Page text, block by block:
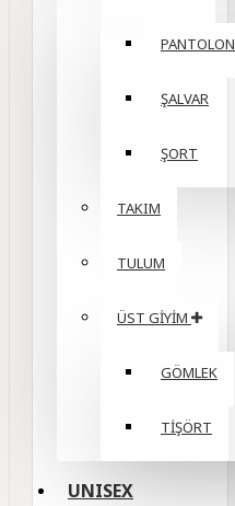
PANTOLON
ŞALVAR
ŞORT
TAKIM
TULUM
ÜST GİYİM
GÖMLEK
TİŞÖRT
UNISEX